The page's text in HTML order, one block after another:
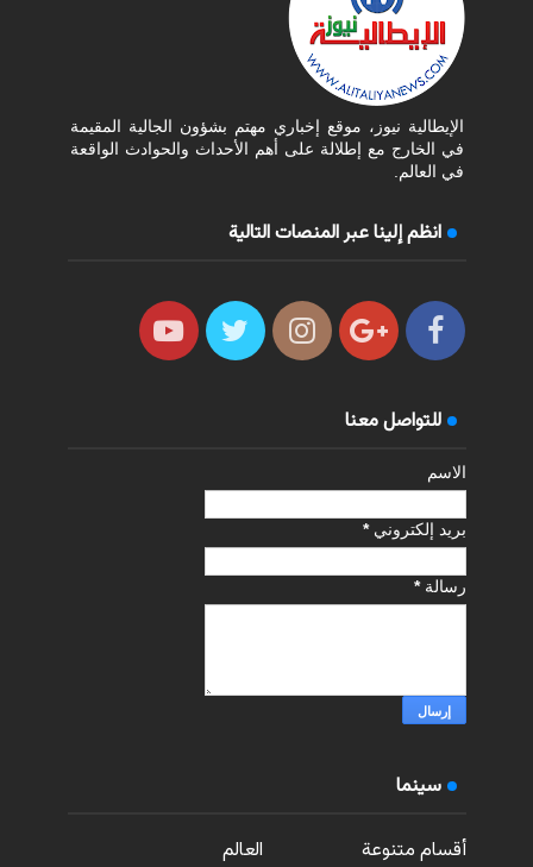
الإيطالية نيوز، موقع إخباري مهتم بشؤون الجالية المقيمة
في الخارج مع إطلالة على أهم الأحداث والحوادث الواقعة
في العالم.
انظم إلينا عبر المنصات التالية
للتواصل معنا
الاسم
بريد إلكتروني*
رسالة*
سينما
أقسام متنوعة العالم